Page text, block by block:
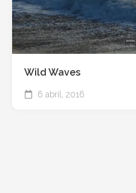
Wild Waves
6 abril, 2016